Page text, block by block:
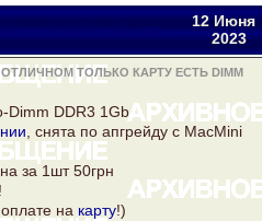
12 Июня
2023
ТОЛЬКО КАРТУ ЕСТЬ DIMM
Dimm DDR3 1Gb
, снята по апгрейду с MacMini
за 1шт 50грн
на карту!)